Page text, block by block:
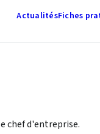
ActualitésFiches
chef d'entreprise.